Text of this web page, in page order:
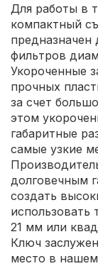
Для работы в
компактный
предназначен
фильтров
Укороченные
прочных
за счет
этом
габаритные
самые узкие
долговечным
создать
использовать
21 мм или
Ключ
место в